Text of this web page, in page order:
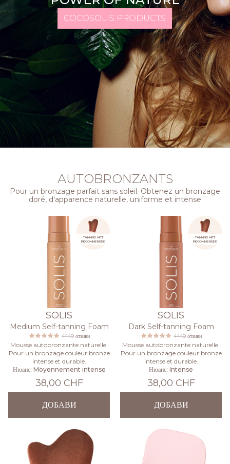
COCOSOLIS PRODUCTS
AUTOBRONZANTS
Pour un bronzage parfait sans soleil. Obtenez un bronzage
doré, d'apparence naturelle, uniforme et intense
TANNING MITT
RECOMMENDED
SOLIS
Medium Self-tanning Foam
4449 отзиви
Mousse autobronzante naturelle.
Pour un bronzage couleur bronze
intense et durable.
Нюанс: Moyennement intense
38,00 CHF
ДОБАВИ
TANNING MITT
RECOMMENDED
SOLIS
Dark Self-tanning Foam
4449 отзиви
Mousse autobronzante naturelle.
Pour un bronzage couleur bronze
intense et durable.
Нюанс: Intense
38,00 CHF
ДОБАВИ